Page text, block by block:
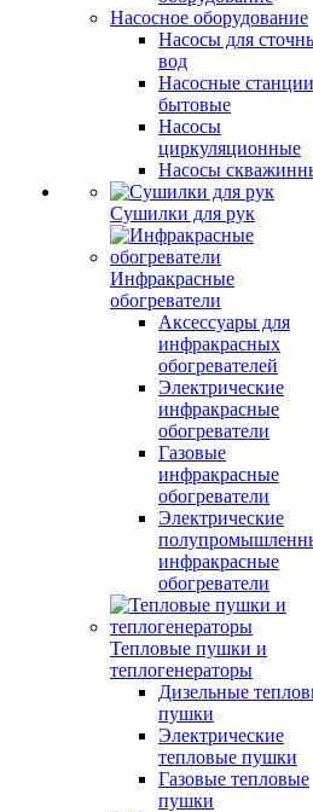
Насосное оборудование
Насосы для
вод
Насосные станции
бытовые
Насосы
циркуляционные
Насосы
Сушилки для рук
Инфракрасные
обогреватели
Аксессуары для
инфракрасных
обогревателей
Электрические
инфракрасные
обогреватели
Газовые
инфракрасные
обогреватели
Электрические
инфракрасные
обогреватели
Тепловые пушки и
теплогенераторы
Дизельные
пушки
Электрические
тепловые пушки
Газовые тепловые
пушки